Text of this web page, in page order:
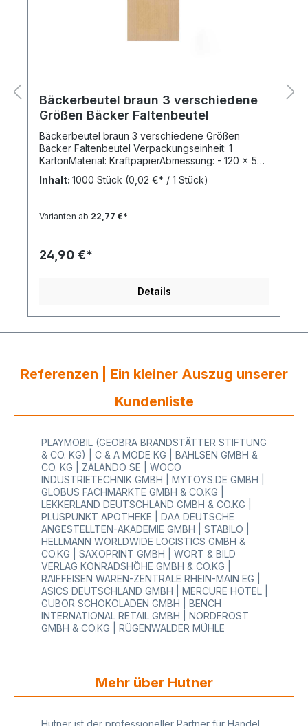
Bäckerbeutel braun 3 verschiedene
Größen Bäcker Faltenbeutel
Bäckerbeutel braun 3 verschiedene Größen
Bäcker Faltenbeutel Verpackungseinheit: 1
KartonMaterial: KraftpapierAbmessung: - 120 x 50
x 230 mm (Gram. 35 g / qm )- 160 x 60 x 360 mm
(Gram. 35 g / qm )- 200 x 70 x 420 mm (Gram. 40
Mengenabweichungen produktionsbedingt
Sie den Beutel Test gemacht! Dieser Beutel
wahres Platzwunder und überzeugt durch
Stabilität. Ganze 15 Orangen, dies entspricht ca.
ist. Verwendbar für viele verschiedene Arten Ihrer
Sie bei Ihrem Kunden mit diesem stabilen,
nachhaltigen Platzwunder Beutel aus Kraftpapier
Für noch mehr Erfolg und steigende Umsätze! Wir
helfen Ihnen dabei – HUTNER!
Inhalt: 1000 Stück (0,02 €* / 1 Stück)
Varianten ab 22,77 €*
24,90 €*
Details
Referenzen | Ein kleiner Auszug unserer
Kundenliste
PLAYMOBIL (GEOBRA BRANDSTÄTTER STIFTUNG
& CO. KG) | C & A MODE KG | BAHLSEN GMBH &
CO. KG | ZALANDO SE | WOCO
INDUSTRIETECHNIK GMBH | MYTOYS.DE GMBH |
GLOBUS FACHMÄRKTE GMBH & CO.KG |
LEKKERLAND DEUTSCHLAND GMBH & CO.KG |
PLUSPUNKT APOTHEKE | DAA DEUTSCHE
ANGESTELLTEN-AKADEMIE GMBH | STABILO |
HELLMANN WORLDWIDE LOGISTICS GMBH &
CO.KG | SAXOPRINT GMBH | WORT & BILD
VERLAG KONRADSHÖHE GMBH & CO.KG |
RAIFFEISEN WAREN-ZENTRALE RHEIN-MAIN EG |
ASICS DEUTSCHLAND GMBH | MERCURE HOTEL |
GUBOR SCHOKOLADEN GMBH | BENCH
INTERNATIONAL RETAIL GMBH | NORDFROST
GMBH & CO.KG | RÜGENWALDER MÜHLE
Mehr über Hutner
Hutner ist der professioneller Partner für Handel